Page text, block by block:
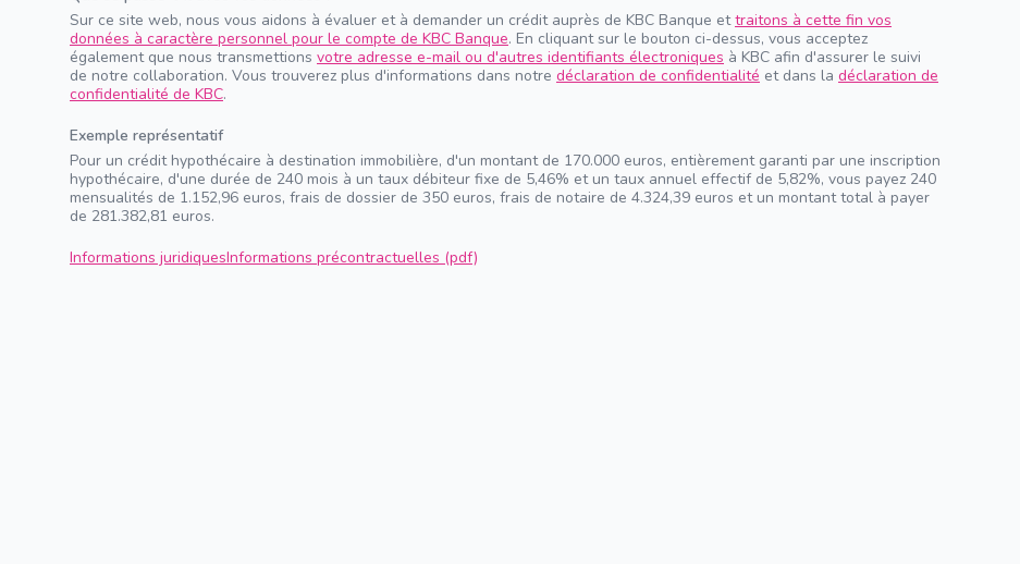
Sur ce site web, nous vous aidons à évaluer et à demander un crédit auprès de KBC Banque ettraitons à cette fin vos
données à caractère personnel pour le compte de KBC Banque. En cliquant sur le bouton ci-dessus, vous acceptez
également que nous transmettions votre adresse e-mail ou d'autres identifiants électroniques à KBC afin d'assurer le suivi
de notre collaboration. Vous trouverez plus d'informations dans notre déclaration de confidentialité et dans la déclaration de
confidentialité de KBC.
Exemple représentatif
Pour un crédit hypothécaire à destination immobilière, d'un montant de 170.000 euros, entièrement garanti par une inscription
hypothécaire, d'une durée de 240 mois à un taux débiteur fixe de 5,46% et un taux annuel effectif de 5,82%, vous payez 240
mensualités de 1.152,96 euros, frais de dossier de 350 euros, frais de notaire de 4.324,39 euros et un montant total à payer
de 281.382,81 euros.
Informations juridiquesInformations précontractuelles (pdf)